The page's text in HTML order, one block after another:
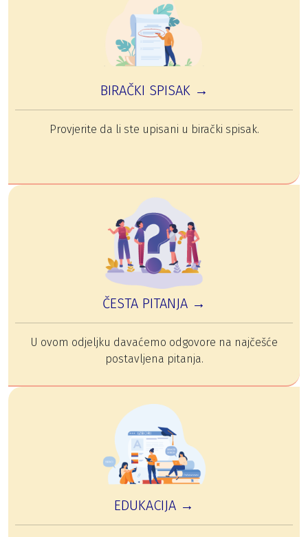
BIRAČKI SPISAK →
Provjerite da li ste upisani u birački spisak.
ČESTA PITANJA →
U ovom odjeljku davaćemo odgovore na najčešće
postavljena pitanja.
EDUKACIJA →